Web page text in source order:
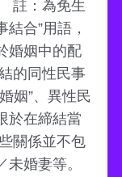
註：為免生
結合”用語，
婚姻中的配
的同性民事
姻”、異性民
於在締結當
關係並不包
婚妻等。